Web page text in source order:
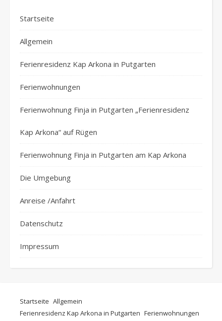
Startseite
Allgemein
Ferienresidenz Kap Arkona in Putgarten
Ferienwohnungen
Ferienwohnung Finja in Putgarten „Ferienresidenz
Kap Arkona“ auf Rügen
Ferienwohnung Finja in Putgarten am Kap Arkona
Die Umgebung
Anreise /Anfahrt
Datenschutz
Impressum
Startseite Allgemein
Ferienresidenz Kap Arkona in Putgarten Ferienwohnungen